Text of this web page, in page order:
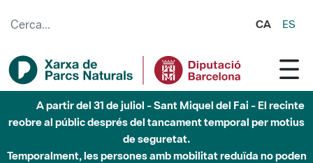
CA ES
A partir del 31 de juliol - Sant Miquel del Fai - El recinte
reobre al públic després del tancament temporal per motius
de seguretat.
Temporalment, les persones amb mobilitat reduïda no poden